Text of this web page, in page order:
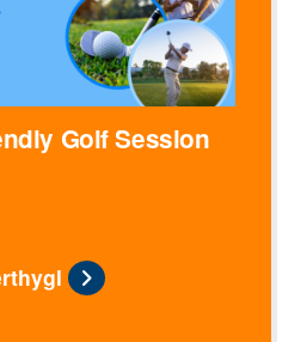
Golf Session